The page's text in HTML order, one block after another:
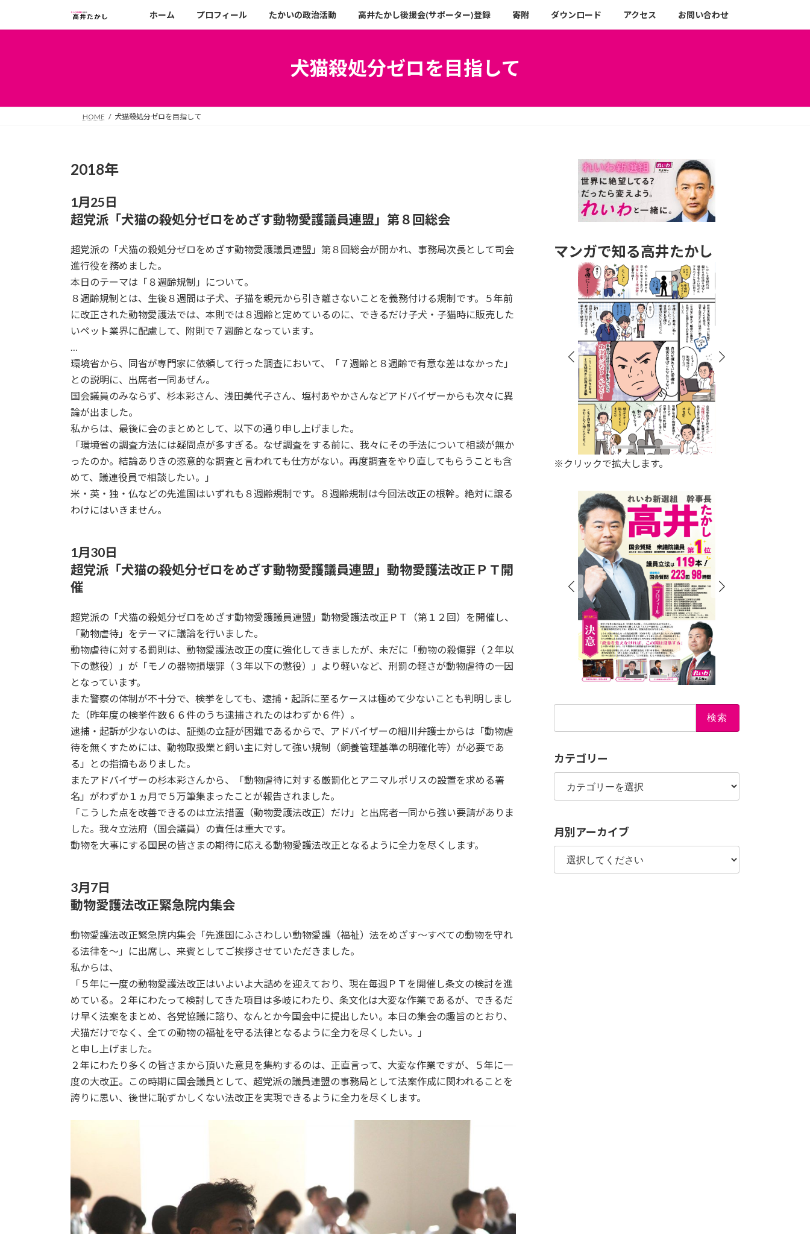
キ
に
ホーム プロフィール たかいの政治活動 高井たかし後援会(サポーター)登録 寄附 ダウンロード アクセス お問い合わせ
犬猫殺処分ゼロを目指して
HOME 犬猫殺処分ゼロを目指して
2018年
1月25日
超党派「犬猫の殺処分ゼロをめざす動物愛護議員連盟」第８回総会
超党派の「犬猫の殺処分ゼロをめざす動物愛護議員連盟」第８回総会が開かれ、事務局次長として司会
進行役を務めました。
本日のテーマは「８週齢規制」について。
８週齢規制とは、生後８週間は子犬、子猫を親元から引き離さないことを義務付ける規制です。５年前
に改正された動物愛護法では、本則では８週齢と定めているのに、できるだけ子犬・子猫時に販売した
いペット業界に配慮して、附則で７週齢となっています。
…
環境省から、同省が専門家に依頼して行った調査において、「７週齢と８週齢で有意な差はなかった」
との説明に、出席者一同あぜん。
国会議員のみならず、杉本彩さん、浅田美代子さん、塩村あやかさんなどアドバイザーからも次々に異
論が出ました。
私からは、最後に会のまとめとして、以下の通り申し上げました。
「環境省の調査方法には疑問点が多すぎる。なぜ調査をする前に、我々にその手法について相談が無か
ったのか。結論ありきの恣意的な調査と言われても仕方がない。再度調査をやり直してもらうことも含
めて、議連役員で相談したい。」
米・英・独・仏などの先進国はいずれも８週齢規制です。８週齢規制は今回法改正の根幹。絶対に譲る
わけにはいきません。
1月30日
超党派「犬猫の殺処分ゼロをめざす動物愛護議員連盟」動物愛護法改正ＰＴ開
催
超党派の「犬猫の殺処分ゼロをめざす動物愛護議員連盟」動物愛護法改正ＰＴ（第１２回）を開催し、
「動物虐待」をテーマに議論を行いました。
動物虐待に対する罰則は、動物愛護法改正の度に強化してきましたが、未だに「動物の殺傷罪（２年以
下の懲役）」が「モノの器物損壊罪（３年以下の懲役）」より軽いなど、刑罰の軽さが動物虐待の一因
となっています。
また警察の体制が不十分で、検挙をしても、逮捕・起訴に至るケースは極めて少ないことも判明しまし
た（昨年度の検挙件数６６件のうち逮捕されたのはわずか６件）。
逮捕・起訴が少ないのは、証拠の立証が困難であるからで、アドバイザーの細川弁護士からは「動物虐
待を無くすためには、動物取扱業と飼い主に対して強い規制（飼養管理基準の明確化等）が必要であ
る」との指摘もありました。
またアドバイザーの杉本彩さんから、「動物虐待に対する厳罰化とアニマルポリスの設置を求める署
名」がわずか１ヵ月で５万筆集まったことが報告されました。
「こうした点を改善できるのは立法措置（動物愛護法改正）だけ」と出席者一同から強い要請がありま
した。我々立法府（国会議員）の責任は重大です。
動物を大事にする国民の皆さまの期待に応える動物愛護法改正となるように全力を尽くします。
3月7日
動物愛護法改正緊急院内集会
動物愛護法改正緊急院内集会「先進国にふさわしい動物愛護（福祉）法をめざす～すべての動物を守れ
る法律を～」に出席し、来賓としてご挨拶させていただきました。
私からは、
「５年に一度の動物愛護法改正はいよいよ大詰めを迎えており、現在毎週ＰＴを開催し条文の検討を進
めている。２年にわたって検討してきた項目は多岐にわたり、条文化は大変な作業であるが、できるだ
け早く法案をまとめ、各党協議に諮り、なんとか今国会中に提出したい。本日の集会の趣旨のとおり、
犬猫だけでなく、全ての動物の福祉を守る法律となるように全力を尽くしたい。」
と申し上げました。
２年にわたり多くの皆さまから頂いた意見を集約するのは、正直言って、大変な作業ですが、５年に一
度の大改正。この時期に国会議員として、超党派の議員連盟の事務局として法案作成に関われることを
誇りに思い、後世に恥ずかしくない法改正を実現できるように全力を尽くします。
マンガで知る高井たかし
※クリックで拡大します。
カテゴリー
カ
ゴ
ー
月別アーカイブ